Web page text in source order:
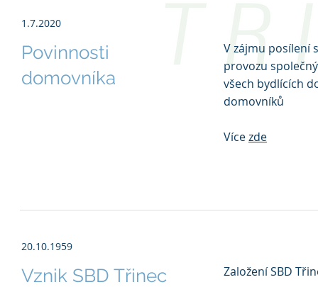
1.7.2020
Povinnosti
domovníka
V zájmu posílení
provozu
všech bydlících
domovníků
Vícezde
20.10.1959
Vznik SBD Třinec Založení SBD